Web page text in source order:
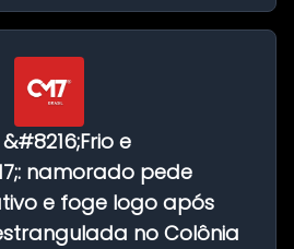
&#8216;Frio e
namorado pede
e foge logo após
no Colônia